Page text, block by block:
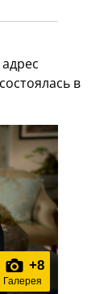
в
+8
Галерея